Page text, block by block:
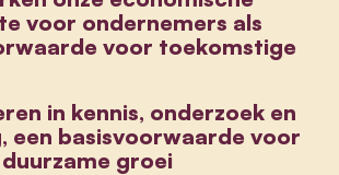
voor ondernemers als
voor toekomstige
in kennis, onderzoek en
een basisvoorwaarde voor
groei